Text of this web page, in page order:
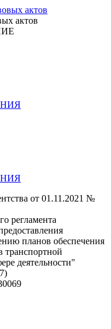
актов
от 01.11.2021 №
регламента
планов обеспечения
транспортной
деятельности"